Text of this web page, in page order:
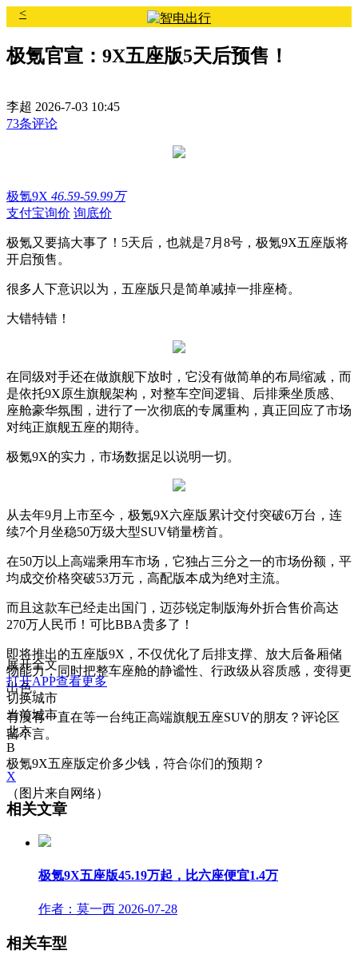
<
极氪官宣：9X五座版5天后预售！
李超 2026-7-03 10:45
73条评论
极氪9X 46.59-59.99万
支付宝询价 询底价
极氪又要搞大事了！5天后，也就是7月8号，极氪9X五座版将
开启预售。
很多人下意识以为，五座版只是简单减掉一排座椅。
大错特错！
在同级对手还在做旗舰下放时，它没有做简单的布局缩减，而
是依托9X原生旗舰架构，对整车空间逻辑、后排乘坐质感、
座舱豪华氛围，进行了一次彻底的专属重构，真正回应了市场
对纯正旗舰五座的期待。
极氪9X的实力，市场数据足以说明一切。
从去年9月上市至今，极氪9X六座版累计交付突破6万台，连
续7个月坐稳50万级大型SUV销量榜首。
在50万以上高端乘用车市场，它独占三分之一的市场份额，平
均成交价格突破53万元，高配版本成为绝对主流。
而且这款车已经走出国门，迈莎锐定制版海外折合售价高达
270万人民币！可比BBA贵多了！
即将推出的五座版9X，不仅优化了后排支撑、放大后备厢储
物能力，同时把整车座舱的静谧性、行政级从容质感，变得更
出色。
有没有一直在等一台纯正高端旗舰五座SUV的朋友？评论区
留个言。
极氪9X五座版定价多少钱，符合你们的预期？
（图片来自网络）
展开全文
打开APP查看更多
切换城市
当前城市
北京
B
X
相关文章
极氪9X五座版45.19万起，比六座便宜1.4万
作者：莫一西 2026-07-28
相关车型